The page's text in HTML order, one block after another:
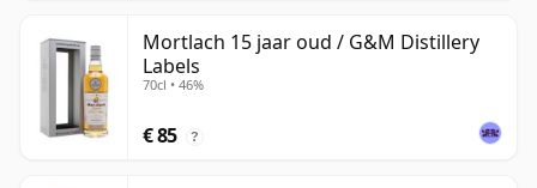
Mortlach 15 jaar oud / G&M Distillery
Labels
70cl • 46%
€ 85 ?